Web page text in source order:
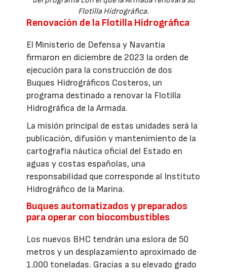
Flotilla Hidrográfica.
Renovación de la Flotilla Hidrográfica
El Ministerio de Defensa y Navantia
firmaron en diciembre de 2023 la orden de
ejecución para la construcción de dos
Buques Hidrográficos Costeros, un
programa destinado a renovar la Flotilla
Hidrográfica de la Armada.
La misión principal de estas unidades será la
publicación, difusión y mantenimiento de la
cartografía náutica oficial del Estado en
aguas y costas españolas, una
responsabilidad que corresponde al Instituto
Hidrográfico de la Marina.
Buques automatizados y preparados
para operar con biocombustibles
Los nuevos BHC tendrán una eslora de 50
metros y un desplazamiento aproximado de
1.000 toneladas. Gracias a su elevado grado